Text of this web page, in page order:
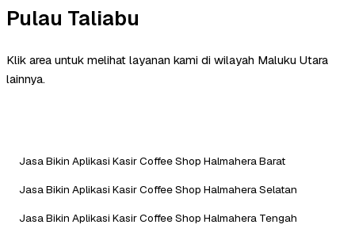
Pulau Taliabu
Klik area untuk melihat layanan kami di wilayah Maluku Utara
lainnya.
Jasa Bikin Aplikasi Kasir Coffee Shop Halmahera Barat
Jasa Bikin Aplikasi Kasir Coffee Shop Halmahera Selatan
Jasa Bikin Aplikasi Kasir Coffee Shop Halmahera Tengah